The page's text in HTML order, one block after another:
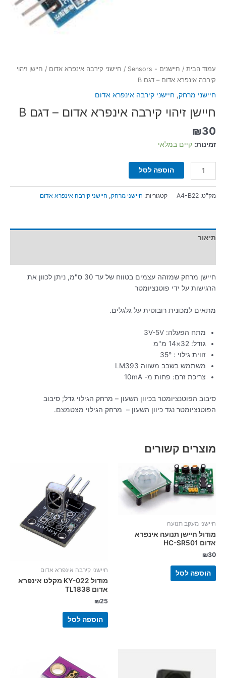
עמוד הבית / חיישנים - Sensors / חיישני קירבה אינפרא אדום / חיישן זיהוי
קירבה אינפרא אדום – דגם B
חיישני מרחק, חיישני קירבה אינפרא אדום
חיישן זיהוי קירבה אינפרא אדום – דגם B
₪30
זמינות: קיים במלאי
הוספה לסל
מק"ט: A4-B22 קטגוריות: חיישני מרחק, חיישני קירבה אינפרא אדום
תיאור
חיישן מרחק שמזהה עצמים בטווח של עד 30 ס"מ, ניתן לכוון את
הרגישות על ידי פוטנציומטר
מתאים למכונית רובוטית על גלגלים.
מתח הפעלה: 3V-5V
גודל: 32×14 מ"מ
זווית גילוי : 35°
משתמש בשבב משווה LM393
צריכת זרם: פחות מ- 10mA
סיבוב הפוטנציומטר בכיוון השעון – מרחק הגילוי גדל; סיבוב
הפוטנציומטר נגד כיוון השעון – מרחק הגילוי מצטמצם.
מוצרים קשורים
חיישני מעקב תנועה
מודול חיישן תנועה אינפרא
אדום HC-SR501
₪30
הוספה לסל חיישני קירבה אינפרא אדום
מודול KY-022 מקלט אינפרא
אדום TL1838
₪25
הוספה לסל